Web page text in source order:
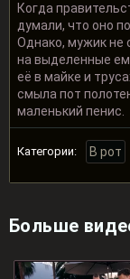
Когда
думали, что оно
Однако, мужик не
на выделенные
её в майке и
смыла пот
маленький пенис.
Категории: В рот
Больше